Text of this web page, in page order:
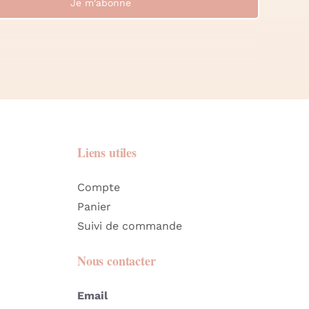
Je m'abonne
Liens utiles
Compte
Panier
Suivi de commande
Nous contacter
Email